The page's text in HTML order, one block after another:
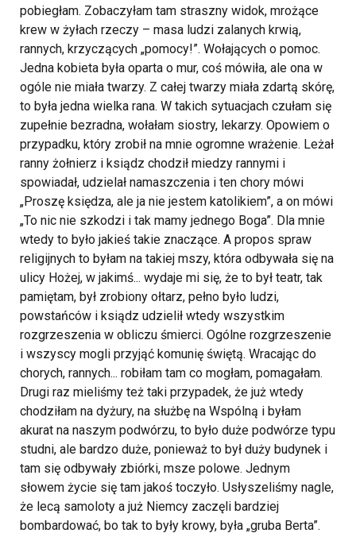
pobiegłam. Zobaczyłam tam straszny widok, mrożące
krew w żyłach rzeczy – masa ludzi zalanych krwią,
rannych, krzyczących „pomocy!”. Wołających o pomoc.
Jedna kobieta była oparta o mur, coś mówiła, ale ona w
ogóle nie miała twarzy. Z całej twarzy miała zdartą skórę,
to była jedna wielka rana. W takich sytuacjach czułam się
zupełnie bezradna, wołałam siostry, lekarzy. Opowiem o
przypadku, który zrobił na mnie ogromne wrażenie. Leżał
ranny żołnierz i ksiądz chodził miedzy rannymi i
spowiadał, udzielał namaszczenia i ten chory mówi
„Proszę księdza, ale ja nie jestem katolikiem”, a on mówi
„To nic nie szkodzi i tak mamy jednego Boga”. Dla mnie
wtedy to było jakieś takie znaczące. A propos spraw
religijnych to byłam na takiej mszy, która odbywała się na
ulicy Hożej, w jakimś... wydaje mi się, że to był teatr, tak
pamiętam, był zrobiony ołtarz, pełno było ludzi,
powstańców i ksiądz udzielił wtedy wszystkim
rozgrzeszenia w obliczu śmierci. Ogólne rozgrzeszenie
i wszyscy mogli przyjąć komunię świętą. Wracając do
chorych, rannych... robiłam tam co mogłam, pomagałam.
Drugi raz mieliśmy też taki przypadek, że już wtedy
chodziłam na dyżury, na służbę na Wspólną i byłam
akurat na naszym podwórzu, to było duże podwórze typu
studni, ale bardzo duże, ponieważ to był duży budynek i
tam się odbywały zbiórki, msze polowe. Jednym
słowem życie się tam jakoś toczyło. Usłyszeliśmy nagle,
że lecą samoloty a już Niemcy zaczęli bardziej
bombardować, bo tak to były krowy, była „gruba Berta”.